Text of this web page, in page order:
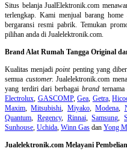
Situs belanjaJualElektronik.com
terlengkap. Kami menjual barang
bergaransi resmi pabrik. Temukan
pilihan anda di Jualelektronik.com.
Brand Alat Rumah Tangga Original
Kualitas menjadipointpenting yang
semua customer. Jualelektronik.com
yang terdiri dari berbagai brandternama
Electrolux, GASCOMP,Gea, Getra,
Maxim,Mitsubishi, Miyako,Modena,
Quantum, Regency, Rinnai,Samsung,
Sunhouse, Uchida, Winn Gas dan Yong
Jualelektronik.com Melayani